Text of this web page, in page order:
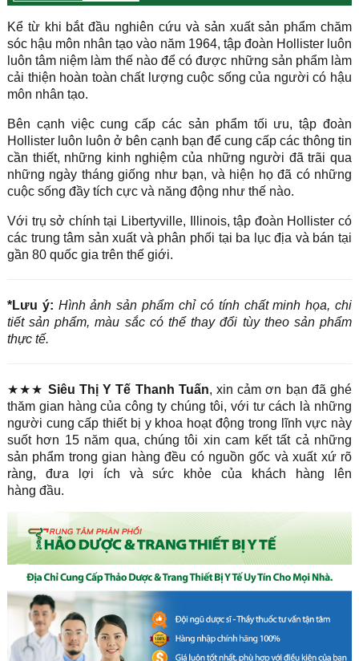
Kể từ khi bắt đầu nghiên cứu và sản xuất sản phẩm chăm
sóc hậu môn nhân tạo vào năm 1964, tập đoàn Hollister luôn
luôn tâm niệm làm thế nào để có được những sản phẩm làm
cải thiện hoàn toàn chất lượng cuộc sống của người có hậu
môn nhân tạo.
Bên cạnh việc cung cấp các sản phẩm tối ưu, tập đoàn
Hollister luôn luôn ở bên cạnh bạn để cung cấp các thông tin
cần thiết, những kinh nghiệm của những người đã trãi qua
những ngày tháng giống như bạn, và hiện họ đã có những
cuộc sống đầy tích cực và năng động như thế nào.
Với trụ sở chính tại Libertyville, Illinois, tập đoàn Hollister có
các trung tâm sản xuất và phân phối tại ba lục địa và bán tại
gần 80 quốc gia trên thế giới.
*Lưu ý: Hình ảnh sản phẩm chỉ có tính chất minh họa, chi
tiết sản phẩm, màu sắc có thể thay đổi tùy theo sản phẩm
thực tế.
★★★ Siêu Thị Y Tế Thanh Tuấn, xin cảm ơn bạn đã ghé
thăm gian hàng của công ty chúng tôi, với tư cách là những
người cung cấp thiết bị y khoa hoạt động trong lĩnh vực này
suốt hơn 15 năm qua, chúng tôi xin cam kết tất cả những
sản phẩm trong gian hàng đều có nguồn gốc và xuất xứ rõ
ràng, đưa lợi ích và sức khỏe của khách hàng lên
hàng đầu.